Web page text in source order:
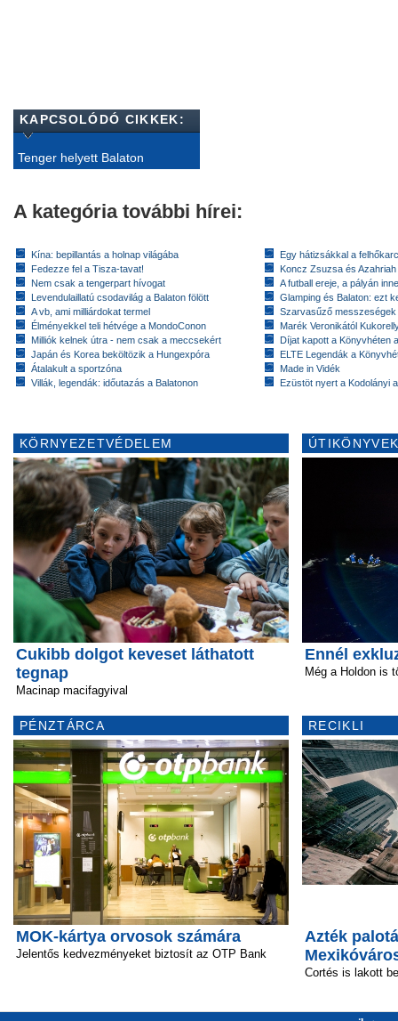
KAPCSOLÓDÓ CIKKEK:
Tenger helyett Balaton
A kategória további hírei:
Kína: bepillantás a holnap világába
Fedezze fel a Tisza-tavat!
Nem csak a tengerpart hívogat
Levendulaillatú csodavilág a Balaton fölött
A vb, ami milliárdokat termel
Élményekkel teli hétvége a MondoConon
Milliók kelnek útra - nem csak a meccsekért
Japán és Korea beköltözik a Hungexpóra
Átalakult a sportzóna
Villák, legendák: időutazás a Balatonon
Egy hátizsákkal a
Koncz Zsuzsa és
A futball ereje, a pályán
Glamping és Balaton: ezt
Szarvasűző messzeségek
Marék Veronikától
Díjat kapott a Könyvhéten
ELTE Legendák a
Made in Vidék
Ezüstöt nyert a Kodolányi
KÖRNYEZETVÉDELEM
Cukibb dolgot keveset láthatott
tegnap
Macinap macifagyival
PÉNZTÁRCA
MOK-kártya orvosok számára
Jelentős kedvezményeket biztosít az OTP Bank
Ennél
Még a Holdon is
RECIKLI
Azték
Cortés is lakott